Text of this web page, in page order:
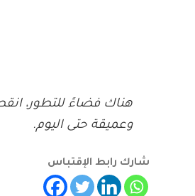
هناك فضاءً للتطور،
وعميقة حتى اليوم.
شارك رابط الإقتباس